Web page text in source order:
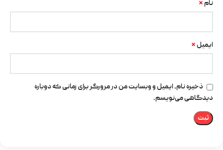
نام *
ایمیل *
ذخیره نام، ایمیل و وبسایت من در مرورگر برای زمانی که دوباره
دیدگاهی می‌نویسم.